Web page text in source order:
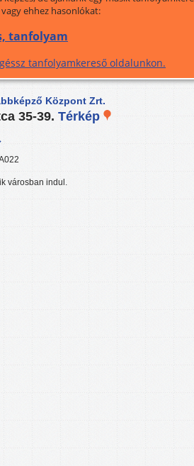
ehhez hasonlókat:
tanfolyam
tanfolyamkereső oldalunkon.
Központ Zrt.
35-39. Térkép
városban indul.